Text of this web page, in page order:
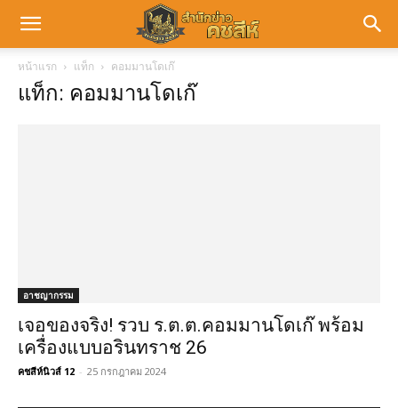
หน้าแรก แท็ก คอมมานโดเก๊
แท็ก: คอมมานโดเก๊
อาชญากรรม
เจอของจริง! รวบ ร.ต.ต.คอมมานโดเก๊ พร้อม
เครื่องแบบอรินทราช 26
คชสีห์นิวส์ 12 - 25 กรกฎาคม 2024